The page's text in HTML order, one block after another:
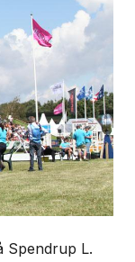
Spendrup L.